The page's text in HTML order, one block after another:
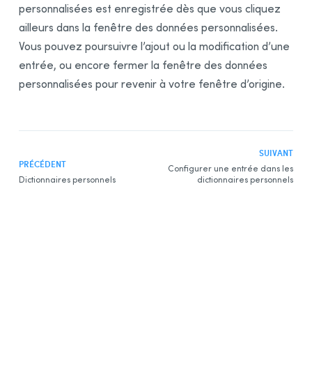
personnalisées est enregistrée dès que vous cliquez
ailleurs dans la fenêtre des données personnalisées.
Vous pouvez poursuivre l’ajout ou la modification d’une
entrée, ou encore fermer la fenêtre des données
personnalisées pour revenir à votre fenêtre d’origine.
PRÉCÉDENT
Dictionnaires personnels
SUIVANT
Configurer une entrée dans les
dictionnaires personnels